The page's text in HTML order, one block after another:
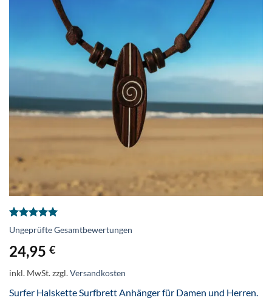
Bewertet
mit5von
5, basierend
auf
5
Ungeprüfte Gesamtbewertungen
24,95 €
inkl. MwSt.zzgl.Versandkosten
Surfer Halskette Surfbrett Anhänger für Damen und Herren.